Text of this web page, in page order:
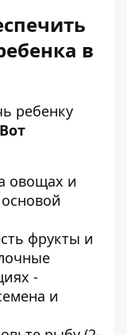
в
ребенку
Вот
овощах и
фрукты и
-
и